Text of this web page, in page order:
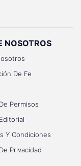
NOSOTROS
De Fe
Permisos
Y Condiciones
Privacidad